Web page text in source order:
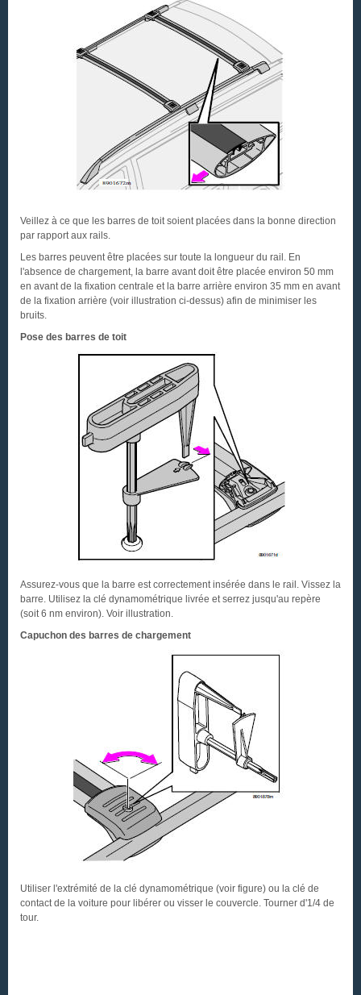
Veillez à ce que les barres de toit soient placées dans la bonne direction
par rapport aux rails.
Les barres peuvent être placées sur toute la longueur du rail. En
l'absence de chargement, la barre avant doit être placée environ 50 mm
en avant de la fixation centrale et la barre arrière environ 35 mm en avant
de la fixation arrière (voir illustration ci-dessus) afin de minimiser les
bruits.
Pose des barres de toit
Assurez-vous que la barre est correctement insérée dans le rail. Vissez la
barre. Utilisez la clé dynamométrique livrée et serrez jusqu'au repère
(soit 6 nm environ). Voir illustration.
Capuchon des barres de chargement
Utiliser l'extrémité de la clé dynamométrique (voir figure) ou la clé de
contact de la voiture pour libérer ou visser le couvercle. Tourner d'1/4 de
tour.